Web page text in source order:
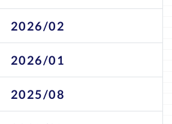
2026/02
2026/01
2025/08